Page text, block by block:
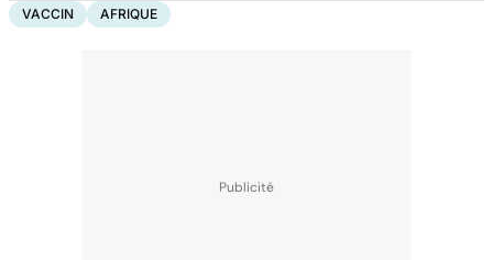
VACCIN AFRIQUE